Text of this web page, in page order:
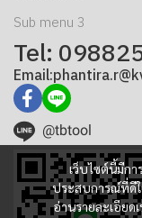
เว็บไซต์นี้มีก
ประสบการณ์ที่ดีใ
อ่านรายละเอียด
Sub menu 3
Tel:
@tbtool